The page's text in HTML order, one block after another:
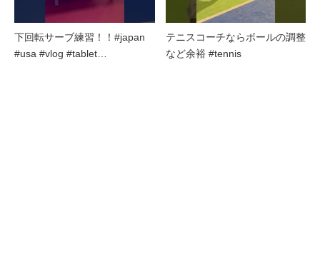
下回転サーブ練習！！#japan
#usa #vlog #tablet…
テニスコーチならボールの調整
など余裕 #tennis